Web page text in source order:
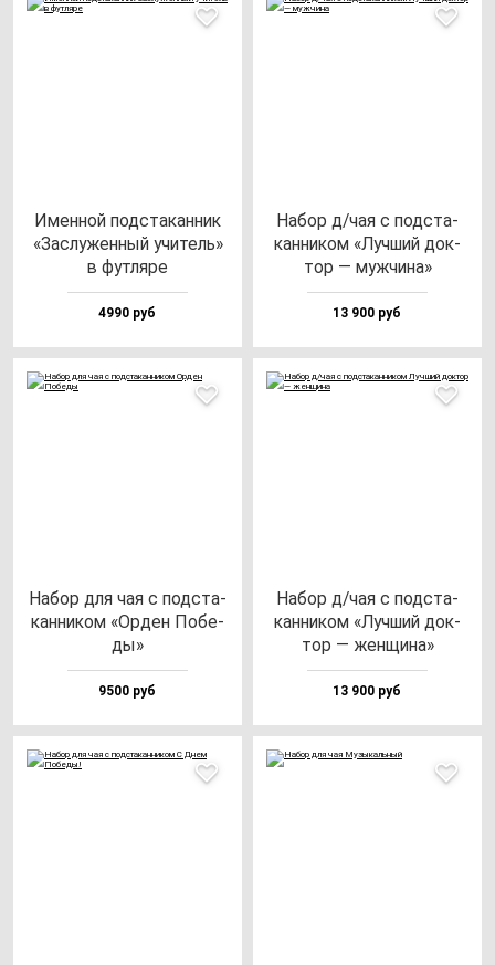
Имен­ной под­ста­кан­ник
«Зас­лу­жен­ный учи­тель»
в фут­ля­ре
4990 руб
Набор д/чая с под­ста­
кан­ни­ком «Луч­ший док­
тор — муж­чи­на»
13 900 руб
Набор для чая с под­ста­
кан­ни­ком «Орден Побе­
ды»
9500 руб
Набор д/чая с под­ста­
кан­ни­ком «Луч­ший док­
тор — жен­щи­на»
13 900 руб